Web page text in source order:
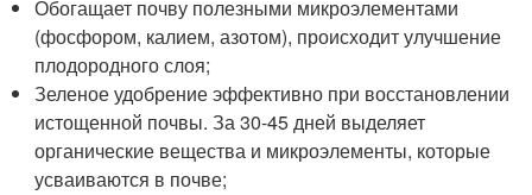
Обогащает почву полезными микроэлементами
(фосфором, калием, азотом), происходит улучшение
плодородного слоя;
Зеленое удобрение эффективно при восстановлении
истощенной почвы. За 30-45 дней выделяет
органические вещества и микроэлементы, которые
усваиваются в почве;